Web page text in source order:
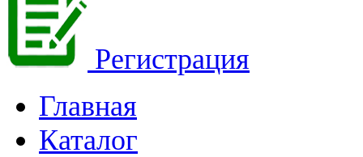
Регистрация
Главная
Каталог